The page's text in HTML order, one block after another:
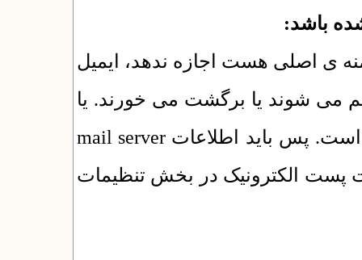
ی اصلی هست اجازه ندهد، ایمیل
می شوند یا برگشت می خورند. یا
اصولا ی ارسال ایمیل در شبکه مسدود شده است. پس باید اطلاعات mail server
پست الکترونیک در بخش تنظیمات